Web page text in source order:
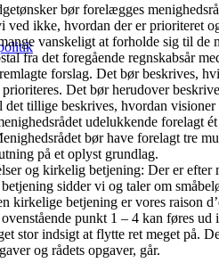
bør forelægges
ikke, hvordan der er prioriteret
vanskeligt at forholde sig til de
fra det foregående regnskabsår
forslag. Det bør beskrives,
Det bør herudover
det tillige beskrives, hvordan
udelukkende forelagt
bør have forelagt tre
på et oplyst grundlag.
og kirkelig betjening: Der er
sidder vi og taler om
kirkelige betjening er vores raison
punkt 1 – 4 kan føres
stor indsigt at flytte ret meget på.
og rådets opgaver, går.